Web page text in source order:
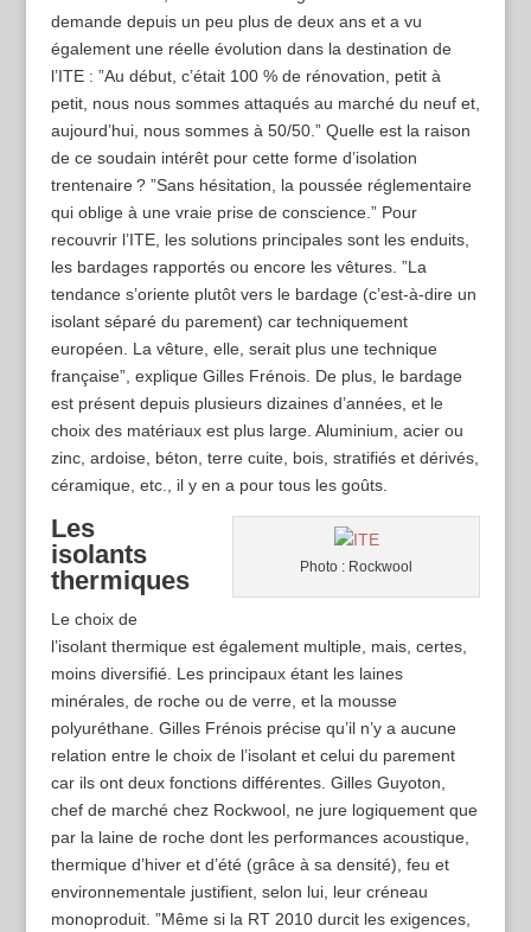
demande depuis un peu plus de deux ans et a vu
également une réelle évolution dans la destination de
l’ITE : ”Au début, c’était 100 % de rénovation, petit à
petit, nous nous sommes attaqués au marché du neuf et,
aujourd’hui, nous sommes à 50/50.” Quelle est la raison
de ce soudain intérêt pour cette forme d’isolation
trentenaire ? ”Sans hésitation, la poussée réglementaire
qui oblige à une vraie prise de conscience.” Pour
recouvrir l’ITE, les solutions principales sont les enduits,
les bardages rapportés ou encore les vêtures. ”La
tendance s’oriente plutôt vers le bardage (c’est-à-dire un
isolant séparé du parement) car techniquement
européen. La vêture, elle, serait plus une technique
française”, explique Gilles Frénois. De plus, le bardage
est présent depuis plusieurs dizaines d’années, et le
choix des matériaux est plus large. Aluminium, acier ou
zinc, ardoise, béton, terre cuite, bois, stratifiés et dérivés,
céramique, etc., il y en a pour tous les goûts.
Photo : Rockwool
Les
isolants
thermiques
Le choix de
l’isolant thermique est également multiple, mais, certes,
moins diversifié. Les principaux étant les laines
minérales, de roche ou de verre, et la mousse
polyuréthane. Gilles Frénois précise qu’il n’y a aucune
relation entre le choix de l’isolant et celui du parement
car ils ont deux fonctions différentes. Gilles Guyoton,
chef de marché chez Rockwool, ne jure logiquement que
par la laine de roche dont les performances acoustique,
thermique d’hiver et d’été (grâce à sa densité), feu et
environnementale justifient, selon lui, leur créneau
monoproduit. ”Même si la RT 2010 durcit les exigences,